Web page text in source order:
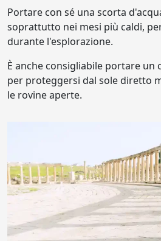
Portare con sé una scorta
soprattutto nei mesi più caldi,
durante l'esplorazione.
È anche consigliabile portare un
per proteggersi dal sole diretto
le rovine aperte.